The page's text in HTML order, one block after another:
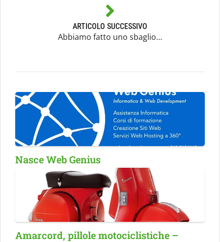
ARTICOLO SUCCESSIVO
Abbiamo fatto uno sbaglio…
Nasce Web Genius
Amarcord, pillole motociclistiche –